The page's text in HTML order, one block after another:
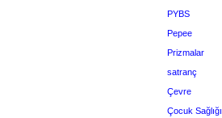
PYBS
Pepee
Prizmalar
satranç
Çevre
Çocuk Sağlığı